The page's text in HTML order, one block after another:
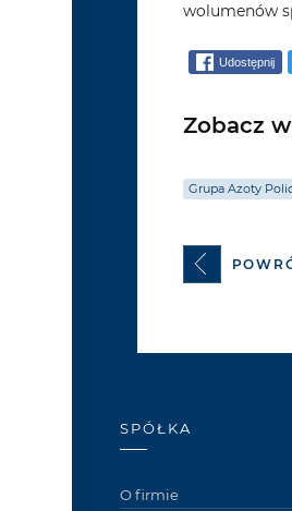
wolumenów
Udostępnij
Zobacz
Grupa Azoty
SPÓŁKA
O firmie